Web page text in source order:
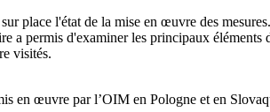
place l'état de la mise en œuvre des
a permis d'examiner les principaux
visités.
en œuvre par l’OIM en Pologne et en